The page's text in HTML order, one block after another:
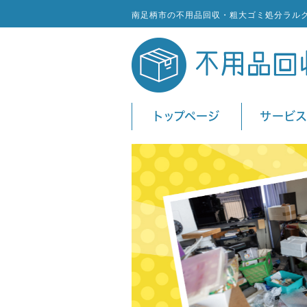
南足柄市の不用品回収・粗大ゴミ処分ラル
トップページ サービ